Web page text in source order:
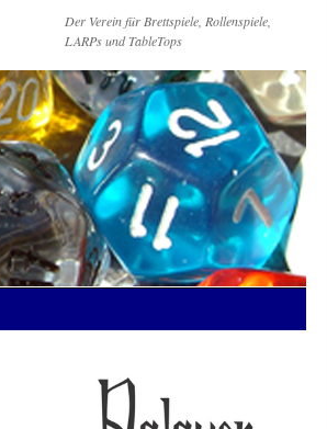
Der Verein für Brettspiele, Rollenspiele,
LARPs und TableTops